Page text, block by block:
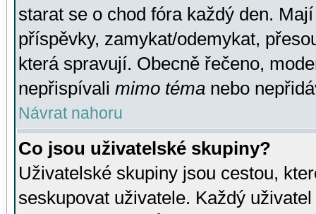
starat se o chod fóra každý den.
příspěvky, zamykat/odemykat,
která spravují. Obecně řečeno,
nepřispívali mimo téma nebo
Návrat nahoru
Co jsou uživatelské skupiny?
Uživatelské skupiny jsou cestou,
seskupovat uživatele. Každý